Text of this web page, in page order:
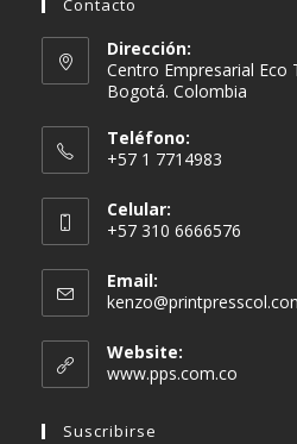
Contacto
Dirección:
Centro Empresarial Eco
Bogotá. Colombia
Teléfono:
+57 1 7714983
Celular:
+57 310 6666576
Email:
Website:
www.pps.com.co
Suscribirse